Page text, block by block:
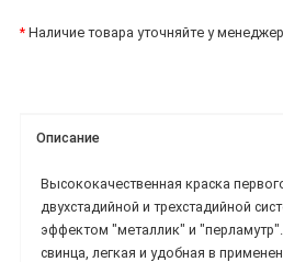
* Наличие товара уточняйте у
Описание
Высококачественная краска
двухстадийной и трехстадийной
эффектом "металлик" и
свинца, легкая и удобная в